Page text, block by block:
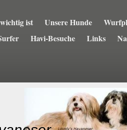
ist Unsere Hunde
Havi-Besuche Links